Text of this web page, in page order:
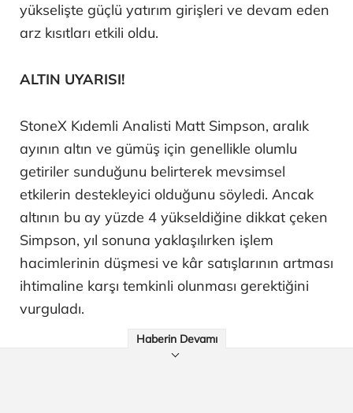
yükselişte güçlü yatırım girişleri ve devam eden
arz kısıtları etkili oldu.
ALTIN UYARISI!
StoneX Kıdemli Analisti Matt Simpson, aralık
ayının altın ve gümüş için genellikle olumlu
getiriler sunduğunu belirterek mevsimsel
etkilerin destekleyici olduğunu söyledi. Ancak
altının bu ay yüzde 4 yükseldiğine dikkat çeken
Simpson, yıl sonuna yaklaşılırken işlem
hacimlerinin düşmesi ve kâr satışlarının artması
ihtimaline karşı temkinli olunması gerektiğini
vurguladı.
Haberin Devamı